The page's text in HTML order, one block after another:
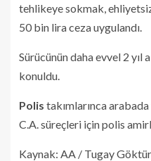
tehlikeye sokmak,
50 bin lira ceza uygulandı.
Sürücünün daha evvel 2 yıl
konuldu.
Polis takımlarınca
C.A. süreçleri için polis
Kaynak: AA / Tugay